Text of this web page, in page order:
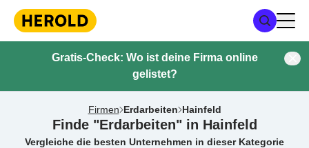
Gratis-Check: Wo ist deine Firma online
gelistet?
Firmen Erdarbeiten Hainfeld
Finde "Erdarbeiten" in Hainfeld
Vergleiche die besten Unternehmen in dieser Kategorie